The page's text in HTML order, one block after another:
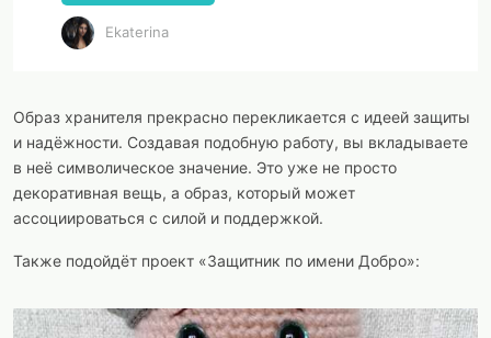
Ekaterina
Образ хранителя прекрасно перекликается с идеей защиты
и надёжности. Создавая подобную работу, вы вкладываете
в неё символическое значение. Это уже не просто
декоративная вещь, а образ, который может
ассоциироваться с силой и поддержкой.
Также подойдёт проект «Защитник по имени Добро»: